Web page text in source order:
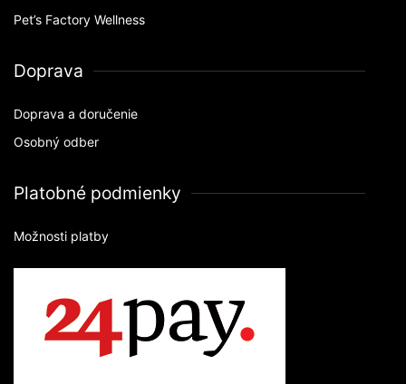
Pet’s Factory Wellness
Doprava
Doprava a doručenie
Osobný odber
Platobné podmienky
Možnosti platby